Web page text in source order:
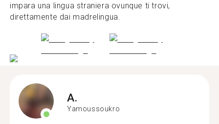
impara una lingua straniera ovunque ti trovi,
direttamente dai madrelingua.
A.
Yamoussoukro